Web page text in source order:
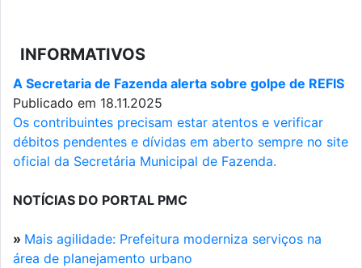
INFORMATIVOS
A Secretaria de Fazenda alerta sobre golpe de REFIS
Publicado em 18.11.2025
Os contribuintes precisam estar atentos e verificar
débitos pendentes e dívidas em aberto sempre no site
oficial da Secretária Municipal de Fazenda.
NOTÍCIAS DO PORTAL PMC
» Mais agilidade: Prefeitura moderniza serviços na
área de planejamento urbano